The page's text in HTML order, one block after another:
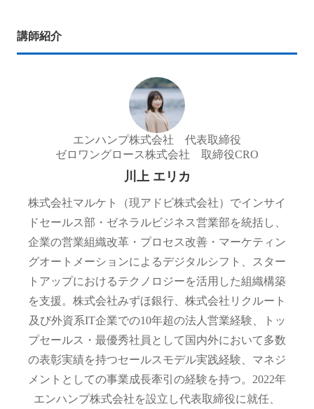
講師紹介
エンハンプ株式会社 代表取締役
ゼロワングロース株式会社 取締役CRO
川上 エリカ
株式会社マルケト（現アドビ株式会社）でインサイ
ドセールス部・ゼネラルビジネス営業部を統括し、
企業の営業組織改革・プロセス改善・マーケティン
グオートメーションによるデジタルシフト、スター
トアップにおけるテクノロジーを活用した組織構築
を支援。株式会社みずほ銀行、株式会社リクルート
及び外資系IT企業での10年超の法人営業経験、トッ
プセールス・最優秀社員として国内外において多数
の表彰実績を持つセールスモデル実践経験、マネジ
メントとしての事業成長牽引の経験を持つ。2022年
エンハンプ株式会社を設立し代表取締役に就任、